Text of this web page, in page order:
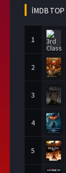
İMDB TOP
1
2
3
4
5